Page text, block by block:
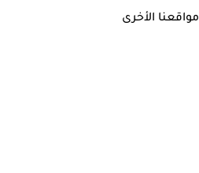
مواقعنا الأخرى